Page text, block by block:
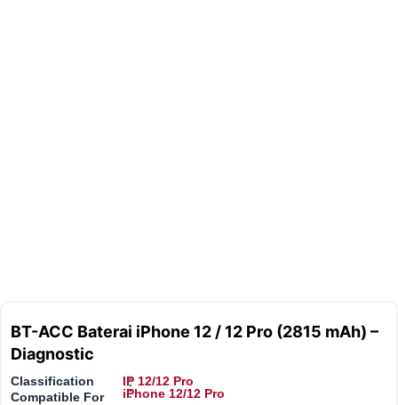
BT-ACC Baterai iPhone 12 / 12 Pro (2815 mAh) –
Diagnostic
Classification
Compatible For
:
:
IP 12/12 Pro
iPhone 12/12 Pro